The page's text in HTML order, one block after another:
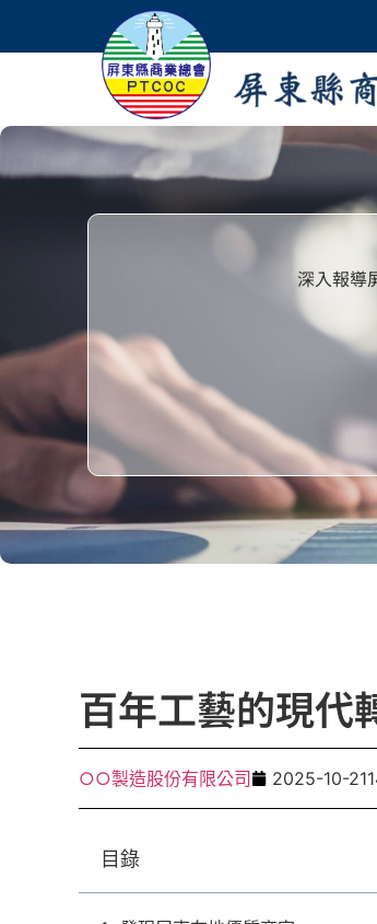
深入報導
百年工藝的現代
○○製造股份有限公司 2025-10-21
目錄